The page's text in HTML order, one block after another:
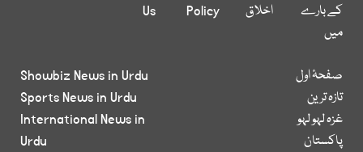
کے بارے
میں
اخلاق
Policy
Us
صفحۂ اول
تازہ ترین
غزہ لہو لہو
پاکستان
Showbiz News in Urdu
Sports News in Urdu
International News in
Urdu